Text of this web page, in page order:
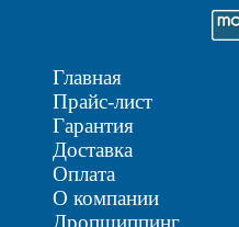
Главная
Прайс-лист
Гарантия
Доставка
Оплата
О компании
Дропшиппинг